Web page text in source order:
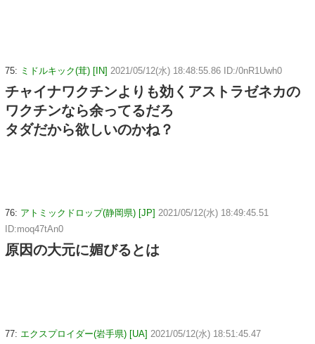
75: ミドルキック(茸) [IN] 2021/05/12(水) 18:48:55.86 ID:/0nR1Uwh0
チャイナワクチンよりも効くアストラゼネカの
ワクチンなら余ってるだろ
タダだから欲しいのかね？
76: アトミックドロップ(静岡県) [JP] 2021/05/12(水) 18:49:45.51
ID:moq47tAn0
原因の大元に媚びるとは
77: エクスプロイダー(岩手県) [UA] 2021/05/12(水) 18:51:45.47